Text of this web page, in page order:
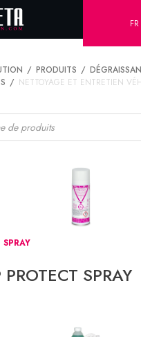
FR
PRODUITS
NETTOYAGE ET ENTRETIEN
SPRAY